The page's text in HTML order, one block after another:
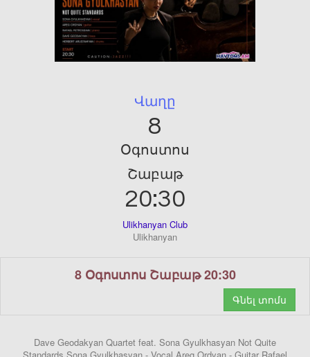
Վաղը
8
Օգոստոս
Շաբաթ
20:30
Ulikhanyan Club
Ulikhanyan
8 Օգոստոս Շաբաթ 20:30
Գնել տոմս
Dave Geodakyan Quartet feat. Sona Gyulkhasyan Not Quite